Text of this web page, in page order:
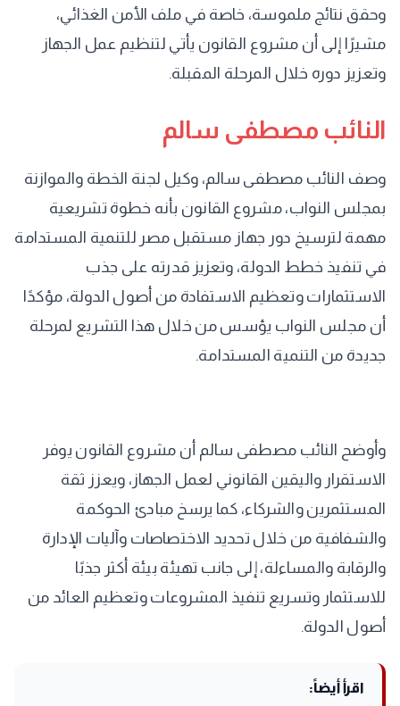
وحقق نتائج ملموسة، خاصة في ملف الأمن الغذائي،
مشيرًا إلى أن مشروع القانون يأتي لتنظيم عمل الجهاز
وتعزيز دوره خلال المرحلة المقبلة.
النائب مصطفى سالم
وصف النائب مصطفى سالم، وكيل لجنة الخطة والموازنة
بمجلس النواب، مشروع القانون بأنه خطوة تشريعية
مهمة لترسيخ دور جهاز مستقبل مصر للتنمية المستدامة
في تنفيذ خطط الدولة، وتعزيز قدرته على جذب
الاستثمارات وتعظيم الاستفادة من أصول الدولة، مؤكدًا
أن مجلس النواب يؤسس من خلال هذا التشريع لمرحلة
جديدة من التنمية المستدامة.
وأوضح النائب مصطفى سالم أن مشروع القانون يوفر
الاستقرار واليقين القانوني لعمل الجهاز، ويعزز ثقة
المستثمرين والشركاء، كما يرسخ مبادئ الحوكمة
والشفافية من خلال تحديد الاختصاصات وآليات الإدارة
والرقابة والمساءلة، إلى جانب تهيئة بيئة أكثر جذبًا
للاستثمار وتسريع تنفيذ المشروعات وتعظيم العائد من
أصول الدولة.
اقرأ أيضاً: